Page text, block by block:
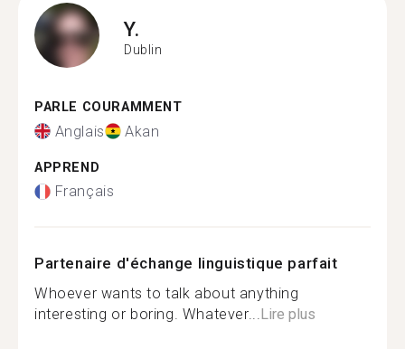
Y.
Dublin
PARLE COURAMMENT
Anglais Akan
APPREND
Français
Partenaire d'échange linguistique parfait
Whoever wants to talk about anything
interesting or boring. Whatever...Lire plus